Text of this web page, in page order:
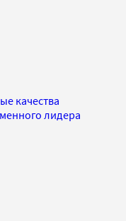
качества
лидера